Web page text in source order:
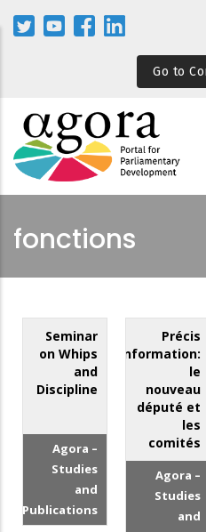
Go to
fonctions
Seminar
on Whips
and
Discipline
Agora –
Studies
and
Publications
Précis
d’information:
le
nouveau
député et
les
comités
Agora –
Studies
and